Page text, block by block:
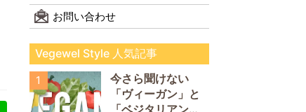
お問い合わせ
Vegewel Style 人気記事
今さら聞けない
「ヴィーガン」と
「ベジタリアン」
1